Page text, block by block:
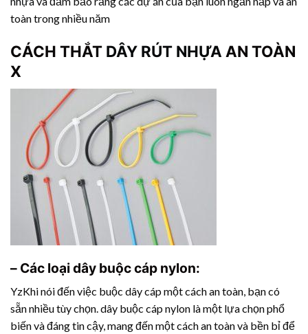
toàn trong nhiều năm
CÁCH THẮT DÂY RÚT NHỰA AN TOÀN
X
– Các loại dây buộc cáp nylon:
YzKhi nói đến việc buộc dây cáp một cách an toàn, bạn có
sẵn nhiều tùy chọn. dây buộc cáp nylon là một lựa chọn phổ
biến và đáng tin cậy, mang đến một cách an toàn và bền bỉ để